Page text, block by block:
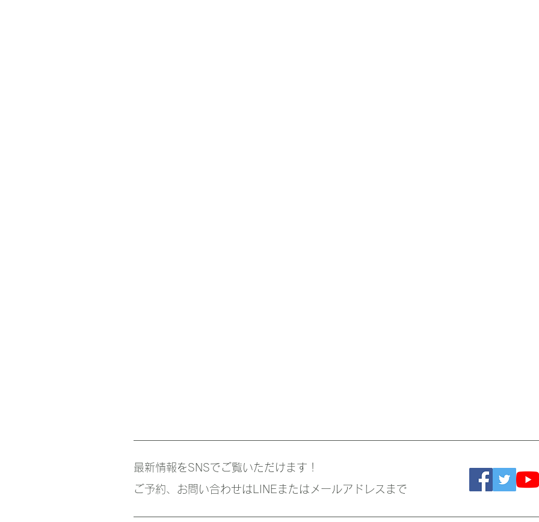
最新情報をSNSでご覧いただけます！
ご予約、お問い合わせはLINEまたはメールアドレスまで